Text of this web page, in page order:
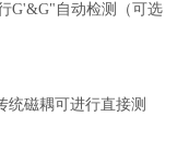
自动检测（可选
磁耦可进行直接测